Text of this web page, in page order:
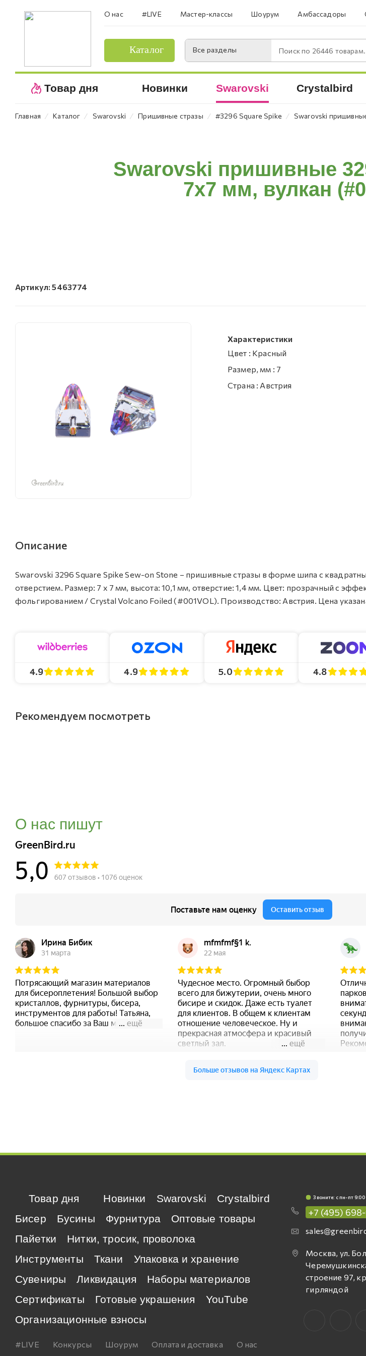
О нас #LIVE Мастер-классы Шоурум Амбассадоры
Каталог Все разделы Поиск по 26446 товарам.
Товар дня Новинки Swarovski Crystalbird
Главная ⁄ Каталог ⁄ Swarovski ⁄ Пришивные стразы ⁄ #3296 Square Spike ⁄ Swarovski
Swarovski пришивные
7х7 мм, вулкан
Артикул: 5463774
Характеристики
Цвет : Красный
Размер, мм : 7
Страна : Австрия
Описание
Swarovski 3296 Square Spike Sew-on Stone – пришивные стразы в форме шипа с
отверстием. Размер: 7 х 7 мм, высота: 10,1 мм, отверстие: 1,4 мм. Цвет: прозрачный с
фольгированием / Crystal Volcano Foiled (#001VOL). Производство: Австрия. Цена
4.9 4.9 5.0 4.8
Рекомендуем посмотреть
О нас пишут
Товар дня Новинки Swarovski
Crystalbird
Бисер
Бусины Фурнитура
Оптовые товары
Пайетки
Нитки, тросик, проволока
Инструменты
Ткани
Упаковка и хранение
Сувениры
Ликвидация
Наборы материалов
Сертификаты
Готовые украшения
YouTube
Организационные взносы
#LIVE Конкурсы Шоурум Оплата и доставка О нас
Звоните: c пн-пт
+7 (495)
Москва, ул.
строение 97,
гирляндой